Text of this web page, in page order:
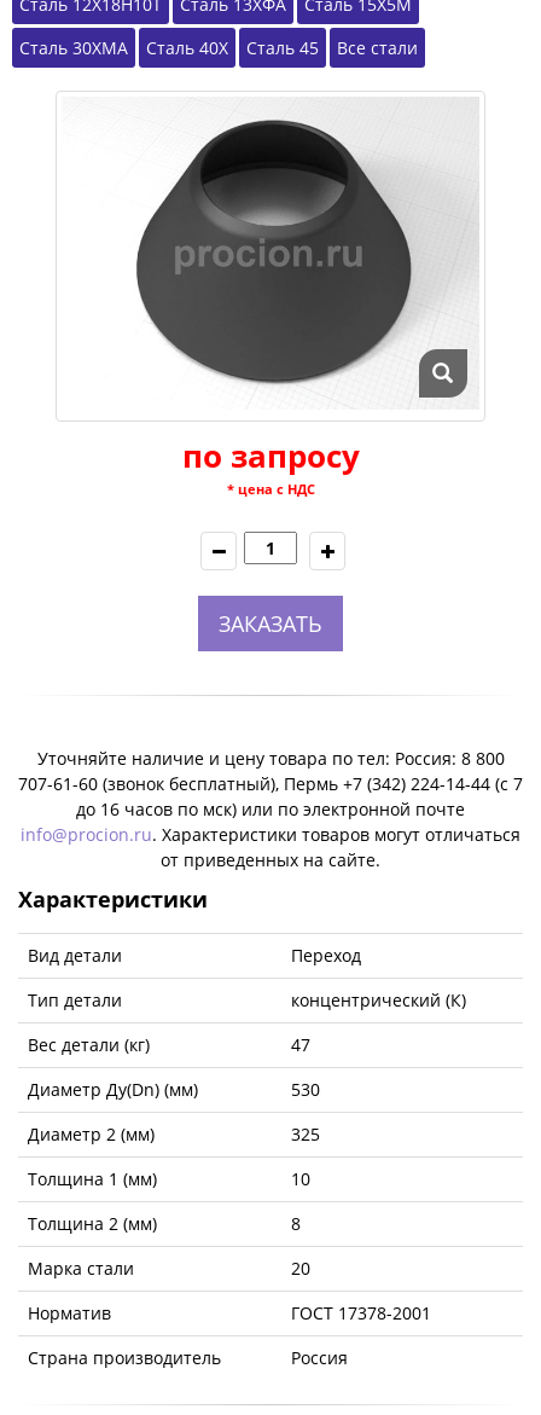
Сталь 30ХМА
Сталь 40Х Сталь 45 Все стали
по запросу
* цена с НДС
ЗАКАЗАТЬ
Уточняйте наличие и цену товара по тел: Россия: 8 800
707-61-60 (звонок бесплатный), Пермь +7 (342) 224-14-44 (c 7
до 16 часов по мск) или по электронной почте
info@procion.ru. Характеристики товаров могут отличаться
от приведенных на сайте.
Характеристики
Вид детали
Переход
Тип детали
концентрический (К)
Вес детали (кг)
47
Диаметр Ду(Dn) (мм)
530
Диаметр 2 (мм)
325
Толщина 1 (мм)
10
Толщина 2 (мм)
8
Марка стали
20
Норматив
ГОСТ 17378-2001
Страна производитель
Россия